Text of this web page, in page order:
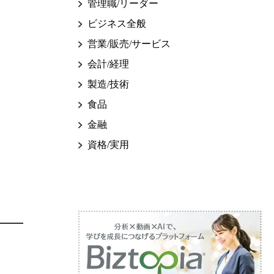
管理職/リーダー
ビジネス全般
営業/販売/サービス
会計/経理
製造/技術
食品
金融
資格/実用